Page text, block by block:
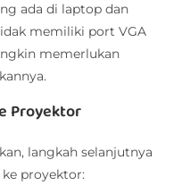
ada di laptop dan
memiliki port VGA
memerlukan
Proyektor
langkah selanjutnya
proyektor: